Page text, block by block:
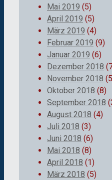
Mai 2019 (5)
April 2019 (5)
März 2019 (4)
Februar 2019 (9)
Januar 2019 (6)
Dezember 2018
November 2018
Oktober 2018 (8)
September 2018
August 2018 (4)
Juli 2018 (3)
Juni 2018 (6)
Mai 2018 (8)
April 2018 (1)
März 2018 (5)